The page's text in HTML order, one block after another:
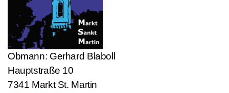
Obmann: Gerhard Blaboll
Hauptstraße 10
7341 Markt St. Martin